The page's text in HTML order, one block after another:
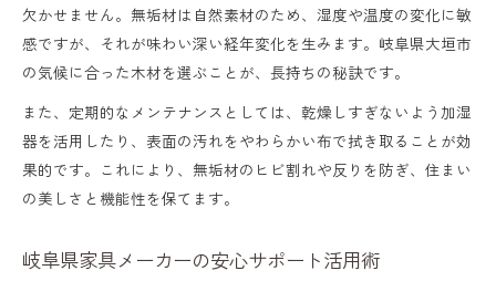
欠かせません。無垢材は自然素材のため、湿度や温度の変化に敏
感ですが、それが味わい深い経年変化を生みます。岐阜県大垣市
の気候に合った木材を選ぶことが、長持ちの秘訣です。
また、定期的なメンテナンスとしては、乾燥しすぎないよう加湿
器を活用したり、表面の汚れをやわらかい布で拭き取ることが効
果的です。これにより、無垢材のヒビ割れや反りを防ぎ、住まい
の美しさと機能性を保てます。
岐阜県家具メーカーの安心サポート活用術